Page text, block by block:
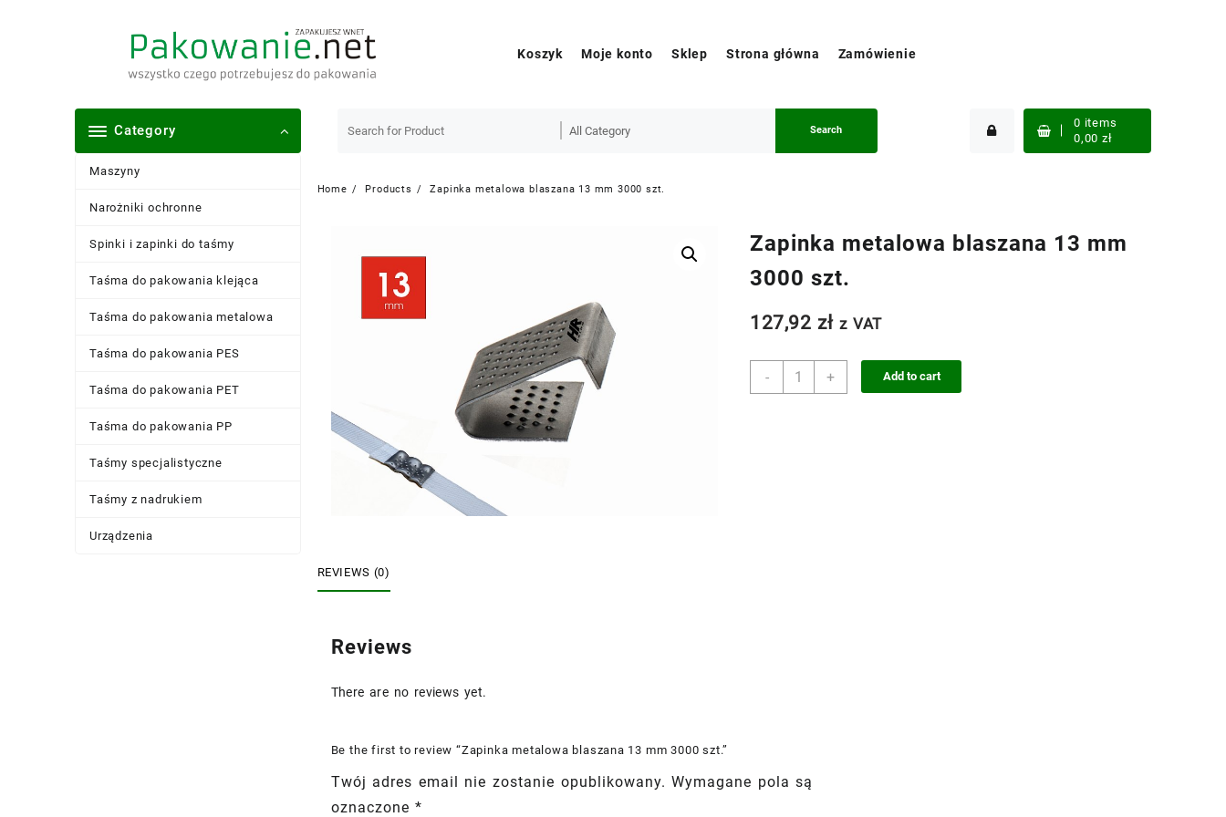
Koszyk Moje konto Sklep Strona główna Zamówienie
Category
Maszyny
Narożniki ochronne
Spinki i zapinki do taśmy
Taśma do pakowania klejąca
Taśma do pakowania metalowa
Taśma do pakowania PES
Taśma do pakowania PET
Taśma do pakowania PP
Taśmy specjalistyczne
Taśmy z nadrukiem
Urządzenia
Search
0 items
0,00 zł
Home Products Zapinka metalowa blaszana 13 mm 3000 szt.
Zapinka metalowa blaszana 13 mm
3000 szt.
127,92 zł z VAT
-
Zapinka + Add to cart
REVIEWS (0)
Reviews
There are no reviews yet.
Be the first to review “Zapinka metalowa blaszana 13 mm 3000 szt.”
Twój adres email nie zostanie opublikowany. Wymagane pola są
oznaczone*